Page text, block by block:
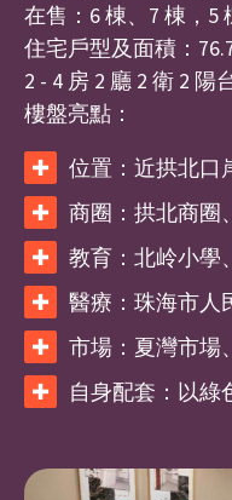
在售：6 棟、7 棟，5
住宅戶型及面積：
2 - 4 房 2 廳 2 衛 2 陽
樓盤亮點：
位置：近拱北口
商圈：拱北商圈
教育：北岭小學
醫療：珠海市人
市場：夏灣市場
自身配套：以綠